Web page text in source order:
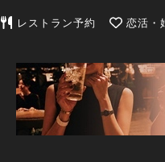
東京カレンダー | 最新のグル
レストラン予約 恋活・